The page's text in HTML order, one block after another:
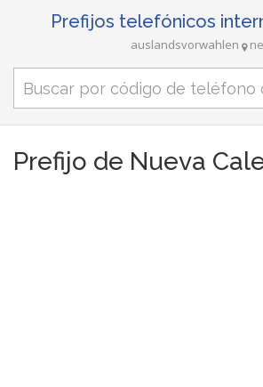
Prefijos telefónicos
auslandsvorwahlen
Prefijo de Nueva